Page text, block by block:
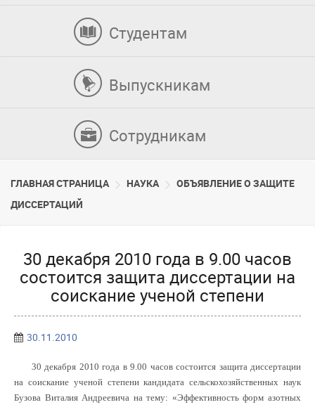
Студентам
Выпускникам
Сотрудникам
ГЛАВНАЯ СТРАНИЦА НАУКА
ОБЪЯВЛЕНИЕ О ЗАЩИТЕ
ДИССЕРТАЦИЙ
30 декабря 2010 года в 9.00 часов
состоится защита диссертации на
соискание ученой степени
30.11.2010
30 декабря 2010 года в 9.00 часов состоится защита диссертации
на соискание ученой степени кандидата сельскохозяйственных наук
Бузова Виталия Андреевича на тему: «Эффективность форм азотных